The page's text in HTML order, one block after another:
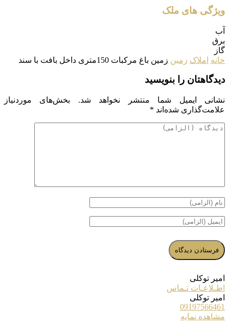
ویژگی های ملک
آب
برق
گاز
خانه املاک زمین زمین باغ مرکبات 150متری داخل بافت با سند
دیدگاهتان را بنویسید
نشانی ایمیل شما منتشر نخواهد شد.
بخش‌های موردنیاز
علامت‌گذاری شده‌اند *
امیر توکلی
اطـلاعـات تـماس
امیر توکلی
09197566461
مشاهده نمایه